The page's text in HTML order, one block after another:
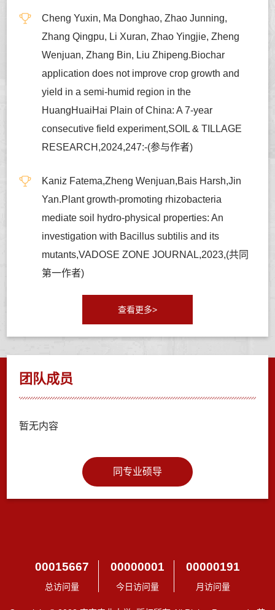
Cheng Yuxin, Ma Donghao, Zhao Junning,
Zhang Qingpu, Li Xuran, Zhao Yingjie, Zheng
Wenjuan, Zhang Bin, Liu Zhipeng.Biochar
application does not improve crop growth and
yield in a semi-humid region in the
HuangHuaiHai Plain of China: A 7-year
consecutive field experiment,SOIL & TILLAGE
RESEARCH,2024,247:-(参与作者)
Kaniz Fatema,Zheng Wenjuan,Bais Harsh,Jin
Yan.Plant growth-promoting rhizobacteria
mediate soil hydro-physical properties: An
investigation with Bacillus subtilis and its
mutants,VADOSE ZONE JOURNAL,2023,(共同
第一作者)
查看更多>
团队成员
暂无内容
同专业硕导
00015667
总访问量
00000001
今日访问量
00000191
月访问量